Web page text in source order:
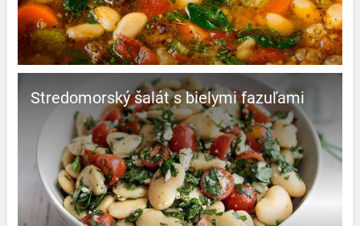
Stredomorský šalát s bielymi fazuľami